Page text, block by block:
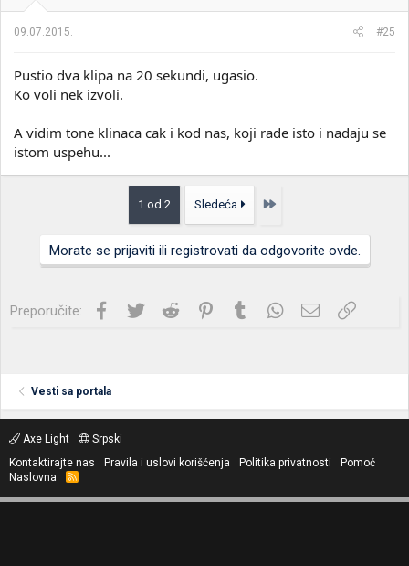
09.07.2015. #25
Pustio dva klipa na 20 sekundi, ugasio.
Ko voli nek izvoli.
A vidim tone klinaca cak i kod nas, koji rade isto i nadaju se
istom uspehu...
1 od 2 Sledeća Poslednja
Morate se prijaviti ili registrovati da odgovorite ovde.
Preporučite: Facebook
Twitter Reddit PinterestTumblrWhatsApp
Imejl Link
Vesti sa portala
Axe Light
Srpski
Kontaktirajte nas
Pravila i uslovi korišćenja Politika privatnosti
Pomoć
Naslovna
R
S